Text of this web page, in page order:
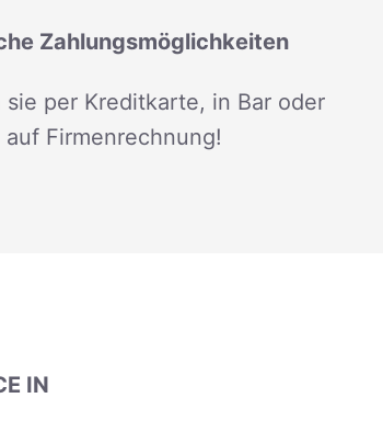
Zahlungsmöglichkeiten
sie per Kreditkarte, in Bar oder
auf Firmenrechnung!
IN